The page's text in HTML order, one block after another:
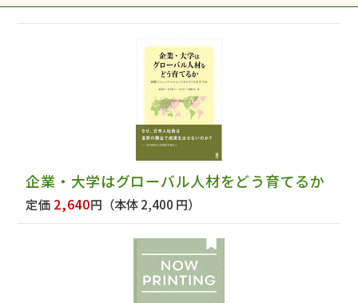
企業・大学はグローバル人材をどう育てるか
定価 2,640円 （本体 2,400 円）